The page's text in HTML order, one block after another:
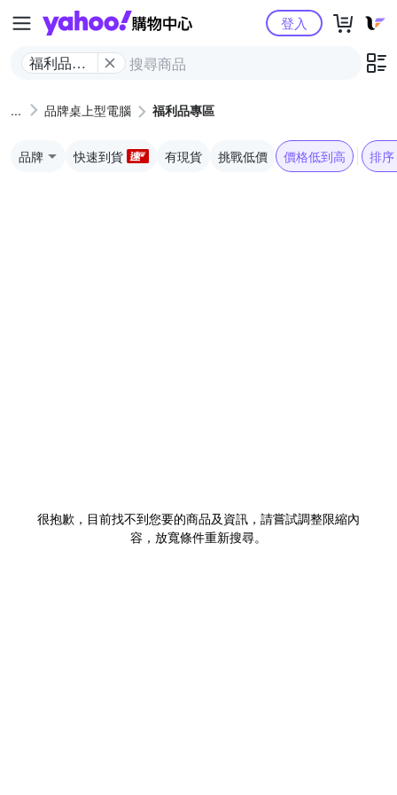
Yahoo購物中心
福利品專
登入
品牌桌上型電腦 福利品專區
品牌 快速到貨 有現貨 挑戰低價 價格低到高 排序
很抱歉，目前找不到您要的商品及資訊，請嘗試調整限縮內
容，放寬條件重新搜尋。